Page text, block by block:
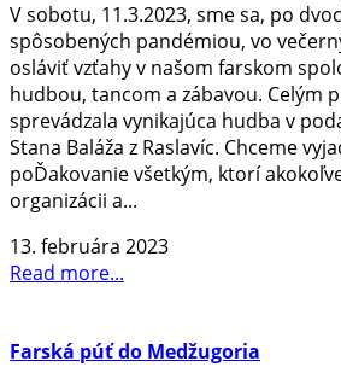
V sobotu, 11.3.2023, sme sa, po
spôsobených pandémiou, vo
osláviť vzťahy v našom farskom
hudbou, tancom a zábavou. Celým
sprevádzala vynikajúca hudba v
Stana Baláža z Raslavíc. Chceme
poĎakovanie všetkým, ktorí
organizácii a...
13. februára 2023
Read more...
Farská púť do Medžugoria